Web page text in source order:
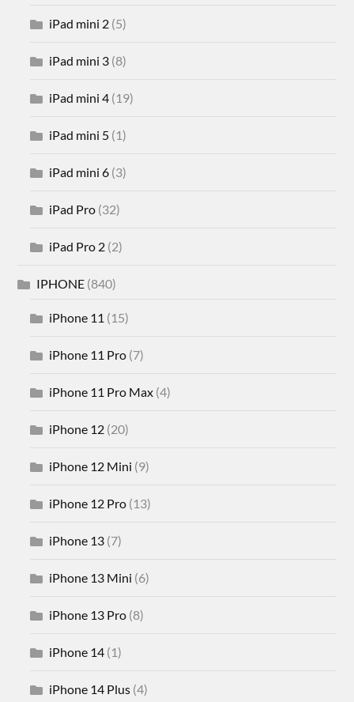
iPad mini 2 (5)
iPad mini 3 (8)
iPad mini 4 (19)
iPad mini 5 (1)
iPad mini 6 (3)
iPad Pro (32)
iPad Pro 2 (2)
IPHONE (840)
iPhone 11 (15)
iPhone 11 Pro (7)
iPhone 11 Pro Max (4)
iPhone 12 (20)
iPhone 12 Mini (9)
iPhone 12 Pro (13)
iPhone 13 (7)
iPhone 13 Mini (6)
iPhone 13 Pro (8)
iPhone 14 (1)
iPhone 14 Plus (4)